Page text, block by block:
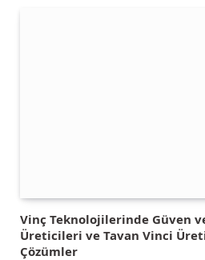
Vinç Teknolojilerinde Güven
Üreticileri ve Tavan Vinci
Çözümler